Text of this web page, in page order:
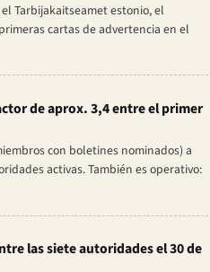
Tarbijakaitseamet estonio, el
cartas de advertencia en el
de aprox. 3,4 entre el primer
con boletines nominados) a
activas. También es operativo:
las siete autoridades el 30 de